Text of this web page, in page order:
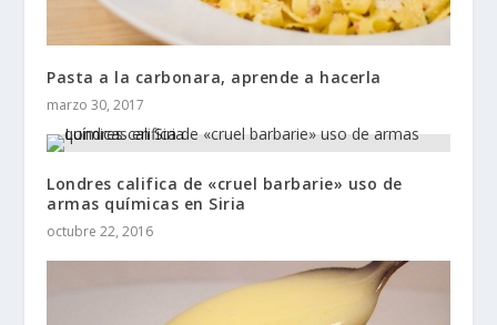
Pasta a la carbonara, aprende a hacerla
marzo 30, 2017
Londres califica de «cruel barbarie» uso de
armas químicas en Siria
octubre 22, 2016